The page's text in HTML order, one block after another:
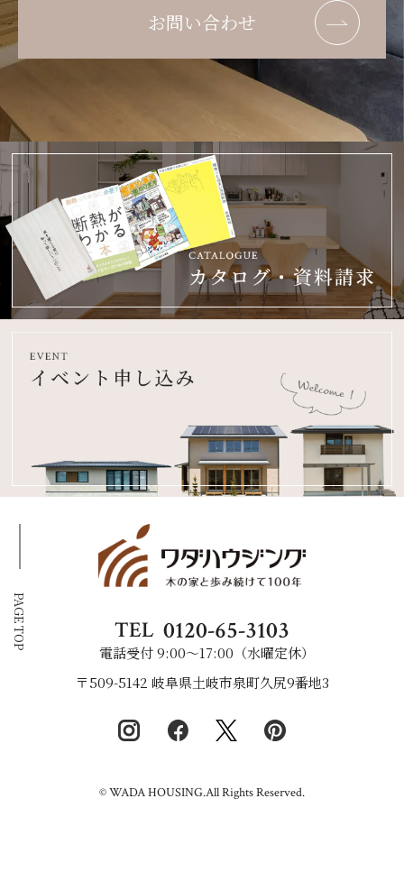
お問い合わせ
TEL 0120-65-3103
電話受付 9:00〜17:00（水曜定休）
〒509-5142 岐阜県土岐市泉町久尻9番地3
© WADA HOUSING.All Rights Reserved.
PAGE TOP